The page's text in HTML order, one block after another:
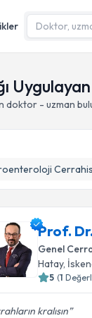
doktor - uzman
Prof.
Genel
Hatay,
5 (1
kralısın